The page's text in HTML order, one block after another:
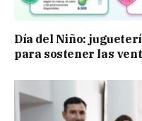
Día del Niño:
para sostener las